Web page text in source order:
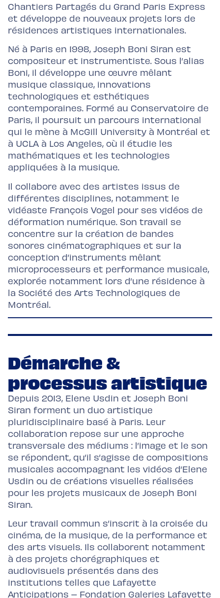
Chantiers Partagés du Grand Paris Express
et développe de nouveaux projets lors de
résidences artistiques internationales.
Né à Paris en 1998, Joseph Boni Siran est
compositeur et instrumentiste. Sous l’alias
Boni, il développe une œuvre mêlant
musique classique, innovations
technologiques et esthétiques
contemporaines. Formé au Conservatoire de
Paris, il poursuit un parcours international
qui le mène à McGill University à Montréal et
à UCLA à Los Angeles, où il étudie les
mathématiques et les technologies
appliquées à la musique.
Il collabore avec des artistes issus de
différentes disciplines, notamment le
vidéaste François Vogel pour ses vidéos de
déformation numérique. Son travail se
concentre sur la création de bandes
sonores cinématographiques et sur la
conception d’instruments mêlant
microprocesseurs et performance musicale,
explorée notamment lors d’une résidence à
la Société des Arts Technologiques de
Montréal.
Démarche &
processus artistique
Depuis 2013, Elene Usdin et Joseph Boni
Siran forment un duo artistique
pluridisciplinaire basé à Paris. Leur
collaboration repose sur une approche
transversale des médiums : l’image et le son
se répondent, qu’il s’agisse de compositions
musicales accompagnant les vidéos d’Elene
Usdin ou de créations visuelles réalisées
pour les projets musicaux de Joseph Boni
Siran.
Leur travail commun s’inscrit à la croisée du
cinéma, de la musique, de la performance et
des arts visuels. Ils collaborent notamment
à des projets chorégraphiques et
audiovisuels présentés dans des
institutions telles que Lafayette
Anticipations – Fondation Galeries Lafayette